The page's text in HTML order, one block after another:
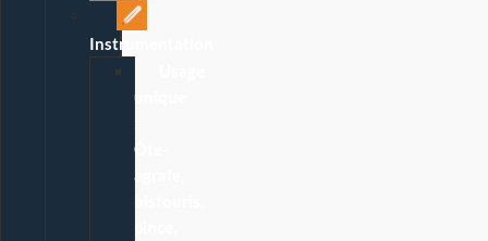
Instrumentation
unique
Ôte-
agrafe,